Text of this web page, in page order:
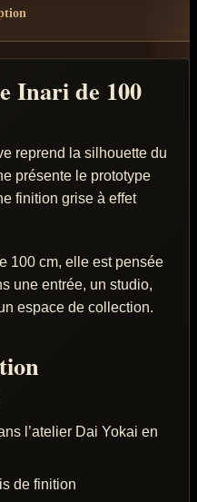
Inari de 100
reprend la silhouette du
présente le prototype
finition grise à effet
100 cm, elle est pensée
une entrée, un studio,
espace de collection.
l’atelier Dai Yokai en
de finition